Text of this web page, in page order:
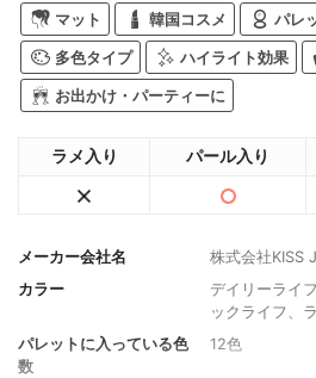
マット 韓国コスメ パレ
多色タイプ ハイライト効果
お出かけ・パーティーに
ラメ入り パール入り
メーカー会社名
株式会社KISS
カラー
デイリーライ
ックライフ、
パレットに入っている色
数
12色